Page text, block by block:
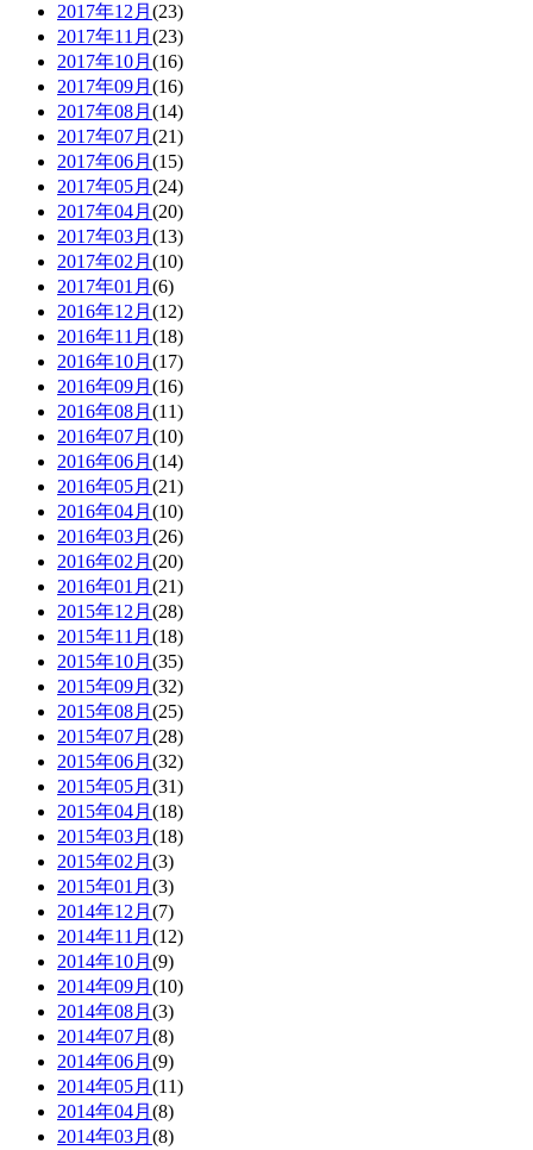
2017年12月 (23)
2017年11月 (23)
2017年10月 (16)
2017年09月 (16)
2017年08月 (14)
2017年07月 (21)
2017年06月 (15)
2017年05月 (24)
2017年04月 (20)
2017年03月 (13)
2017年02月 (10)
2017年01月 (6)
2016年12月 (12)
2016年11月 (18)
2016年10月 (17)
2016年09月 (16)
2016年08月 (11)
2016年07月 (10)
2016年06月 (14)
2016年05月 (21)
2016年04月 (10)
2016年03月 (26)
2016年02月 (20)
2016年01月 (21)
2015年12月 (28)
2015年11月 (18)
2015年10月 (35)
2015年09月 (32)
2015年08月 (25)
2015年07月 (28)
2015年06月 (32)
2015年05月 (31)
2015年04月 (18)
2015年03月 (18)
2015年02月 (3)
2015年01月 (3)
2014年12月 (7)
2014年11月 (12)
2014年10月 (9)
2014年09月 (10)
2014年08月 (3)
2014年07月 (8)
2014年06月 (9)
2014年05月 (11)
2014年04月 (8)
2014年03月 (8)